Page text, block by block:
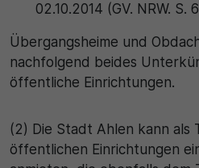
02.10.2014 (GV. NRW. S.
Übergangsheime und
nachfolgend beides
öffentliche Einrichtungen.
(2) Die Stadt Ahlen kann als
öffentlichen Einrichtungen